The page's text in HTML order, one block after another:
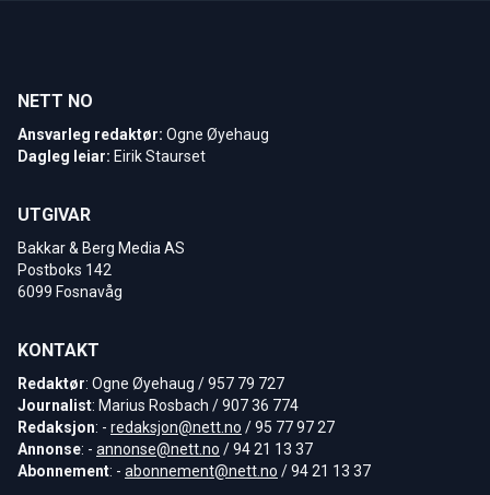
NETT NO
Ansvarleg redaktør: Ogne Øyehaug
Dagleg leiar: Eirik Staurset
UTGIVAR
Bakkar & Berg Media AS
Postboks 142
6099 Fosnavåg
KONTAKT
Redaktør: Ogne Øyehaug / 957 79 727
Journalist: Marius Rosbach / 907 36 774
Redaksjon: - redaksjon@nett.no / 95 77 97 27
Annonse: - annonse@nett.no / 94 21 13 37
Abonnement: - abonnement@nett.no / 94 21 13 37